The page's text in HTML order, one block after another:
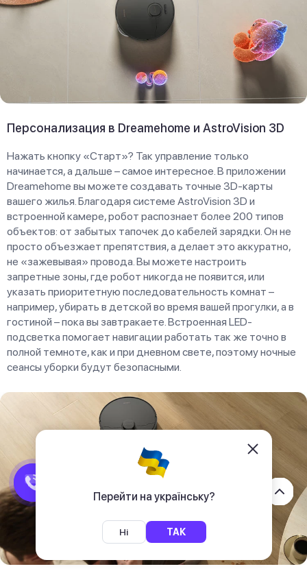
Перейти на українську?
Ні ТАК
Персонализация в Dreamehome и AstroVision 3D
Нажать кнопку «Старт»? Так управление только
начинается, а дальше – самое интересное. В приложении
Dreamehome вы можете создавать точные 3D-карты
вашего жилья. Благодаря системе AstroVision 3D и
встроенной камере, робот распознает более 200 типов
объектов: от забытых тапочек до кабелей зарядки. Он не
просто объезжает препятствия, а делает это аккуратно,
не «зажевывая» провода. Вы можете настроить
запретные зоны, где робот никогда не появится, или
указать приоритетную последовательность комнат –
например, убирать в детской во время вашей прогулки, а в
гостиной – пока вы завтракаете. Встроенная LED-
подсветка помогает навигации работать так же точно в
полной темноте, как и при дневном свете, поэтому ночные
сеансы уборки будут безопасными.